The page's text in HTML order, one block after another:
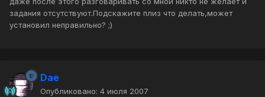
задания отсутствуют.Подскажите плиз что делать,может
установил неправильно? ;)
Dae
Опубликовано: 4 июля 2007